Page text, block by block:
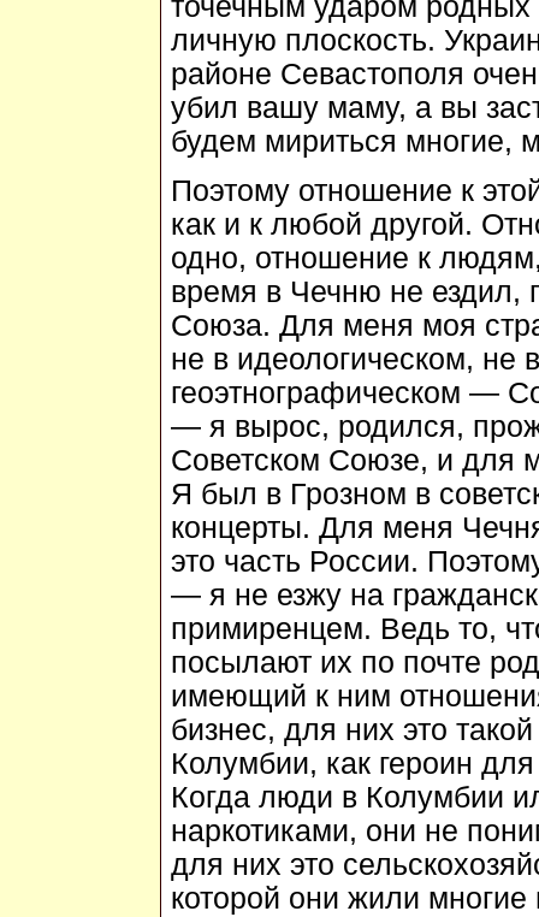
личную плоскость.
районе Севастополя
убил вашу маму, а вы
будем мириться многие,
Поэтому отношение к
как и к любой другой.
одно, отношение к
время в Чечню не ездил,
Союза. Для меня моя
не в идеологическом, не
геоэтнографическом —
— я вырос, родился,
Советском Союзе, и для
Я был в Грозном в
концерты. Для меня
это часть России.
— я не езжу на
примиренцем. Ведь то,
посылают их по почте
имеющий к ним
бизнес, для них это
Колумбии, как героин
Когда люди в Колумбии
наркотиками, они не
для них это
которой они жили многие